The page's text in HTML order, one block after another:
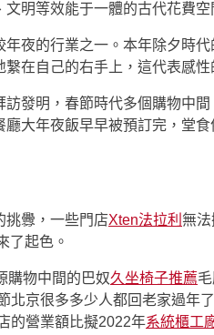
明等效能于一體的古代花費
夜的行業之一。本年除夕時
在自己的右手上，這代表感
發明，春節時代多個購物中
大年夜飯早早被預訂完，堂
挑釁，一些門店Xten法拉利 無
了起色。
購物中間的巴奴久坐椅子推薦
北京很多多少人都回老家過
的營業額比擬2022年系統櫃工